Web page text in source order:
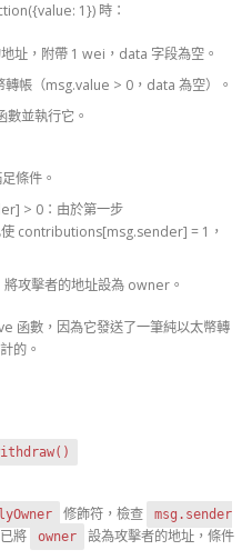
1}) 時：
址，附帶 1 wei，data 字段為空。
轉帳（msg.value > 0，data 為空）。
並執行它。
條件。
> 0：由於第一步
contributions[msg.sender] = 1，
攻擊者的地址設為 owner。
函數，因為它發送了一筆純以太幣轉
的。
修飾符，檢查
msg.sender
將 owner
設為攻擊者的地址，條件